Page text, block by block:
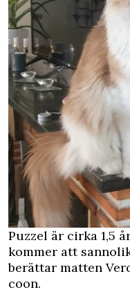
Puzzel är cirka 1,5
kommer att
berättar matten
coon.